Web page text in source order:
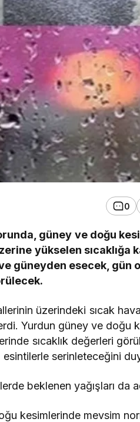
0
güney ve doğu
yükselen sıcaklığa
güneyden esecek, gün
üzerindeki sıcak
Yurdun güney ve doğu
sıcaklık değerleri
serinleteceğini
beklenen yağışları da
kesimlerinde mevsim